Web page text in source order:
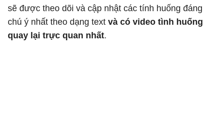
sẽ được theo dõi và cập nhật các tính huống đáng
chú ý nhất theo dạng text và có video tình huống
quay lại trực quan nhất.